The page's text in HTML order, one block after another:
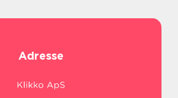
Adresse